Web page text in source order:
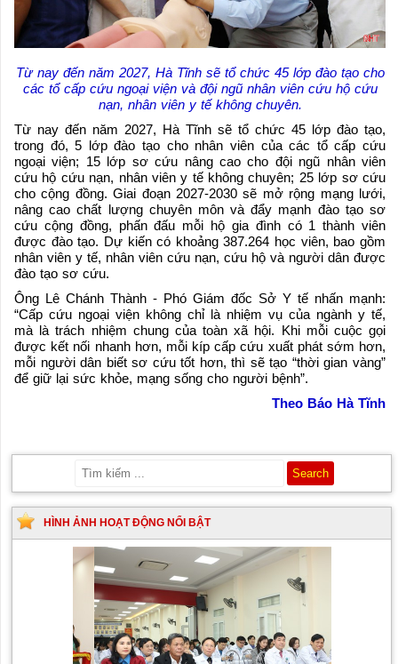
Từ nay đến năm 2027, Hà Tĩnh sẽ tổ chức 45 lớp đào tạo cho
các tổ cấp cứu ngoại viện và đội ngũ nhân viên cứu hộ cứu
nạn, nhân viên y tế không chuyên.
Từ nay đến năm 2027, Hà Tĩnh sẽ tổ chức 45 lớp đào tạo,
trong đó, 5 lớp đào tạo cho nhân viên của các tổ cấp cứu
ngoại viện; 15 lớp sơ cứu nâng cao cho đội ngũ nhân viên
cứu hộ cứu nạn, nhân viên y tế không chuyên; 25 lớp sơ cứu
cho cộng đồng. Giai đoạn 2027-2030 sẽ mở rộng mạng lưới,
nâng cao chất lượng chuyên môn và đẩy mạnh đào tạo sơ
cứu cộng đồng, phấn đấu mỗi hộ gia đình có 1 thành viên
được đào tạo. Dự kiến có khoảng 387.264 học viên, bao gồm
nhân viên y tế, nhân viên cứu nạn, cứu hộ và người dân được
đào tạo sơ cứu.
Ông Lê Chánh Thành - Phó Giám đốc Sở Y tế nhấn mạnh:
“Cấp cứu ngoại viện không chỉ là nhiệm vụ của ngành y tế,
mà là trách nhiệm chung của toàn xã hội. Khi mỗi cuộc gọi
được kết nối nhanh hơn, mỗi kíp cấp cứu xuất phát sớm hơn,
mỗi người dân biết sơ cứu tốt hơn, thì sẽ tạo “thời gian vàng”
để giữ lại sức khỏe, mạng sống cho người bệnh”.
Theo Báo Hà Tĩnh
HÌNH ẢNH HOẠT ĐỘNG NỔI BẬT